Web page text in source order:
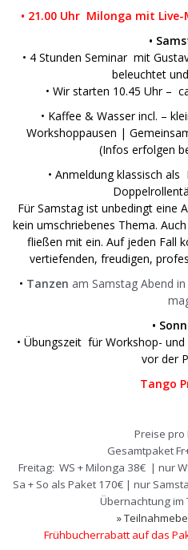
• 21.00 Uhr Milonga mit
•
• 4 Stunden Seminar mit
beleuchtet
• Wir starten 10.45 Uhr –
• Kaffee & Wasser incl. –
Workshoppausen |
(Infos erfolgen
• Anmeldung klassisch
Für Samstag ist unbedingt eine
kein umschriebenes Thema.
fließen mit ein. Auf jeden Fall
vertiefenden, freudigen,
• Tanzen am Samstag Abend
•
• Übungszeit für Workshop-
vor der
Tango
Preise pro
Gesamtpaket
Freitag: WS + Milonga 38€ | nur
Sa + So als Paket 170€ | nur
Übernachtung im
»
Frühbucherrabatt auf das